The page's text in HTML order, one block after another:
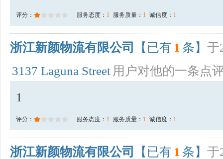
评分： 服务态度： 1 服务质量： 1 诚信度： 1
浙江新颜物流有限公司 【已有 1 条】 于
3137 Laguna Street 用户对他的一条点
1
评分： 服务态度： 1 服务质量： 1 诚信度： 1
浙江新颜物流有限公司 【已有 1 条】 于